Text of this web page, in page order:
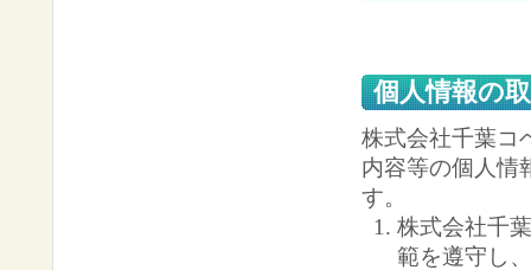
個人情報の
株式会社千葉コ
内容等の個人情
す。
株式会社千
範を遵守し